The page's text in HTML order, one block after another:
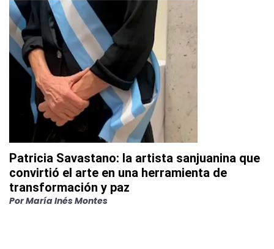
Patricia Savastano: la artista sanjuanina que
convirtió el arte en una herramienta de
transformación y paz
PorMaría Inés Montes